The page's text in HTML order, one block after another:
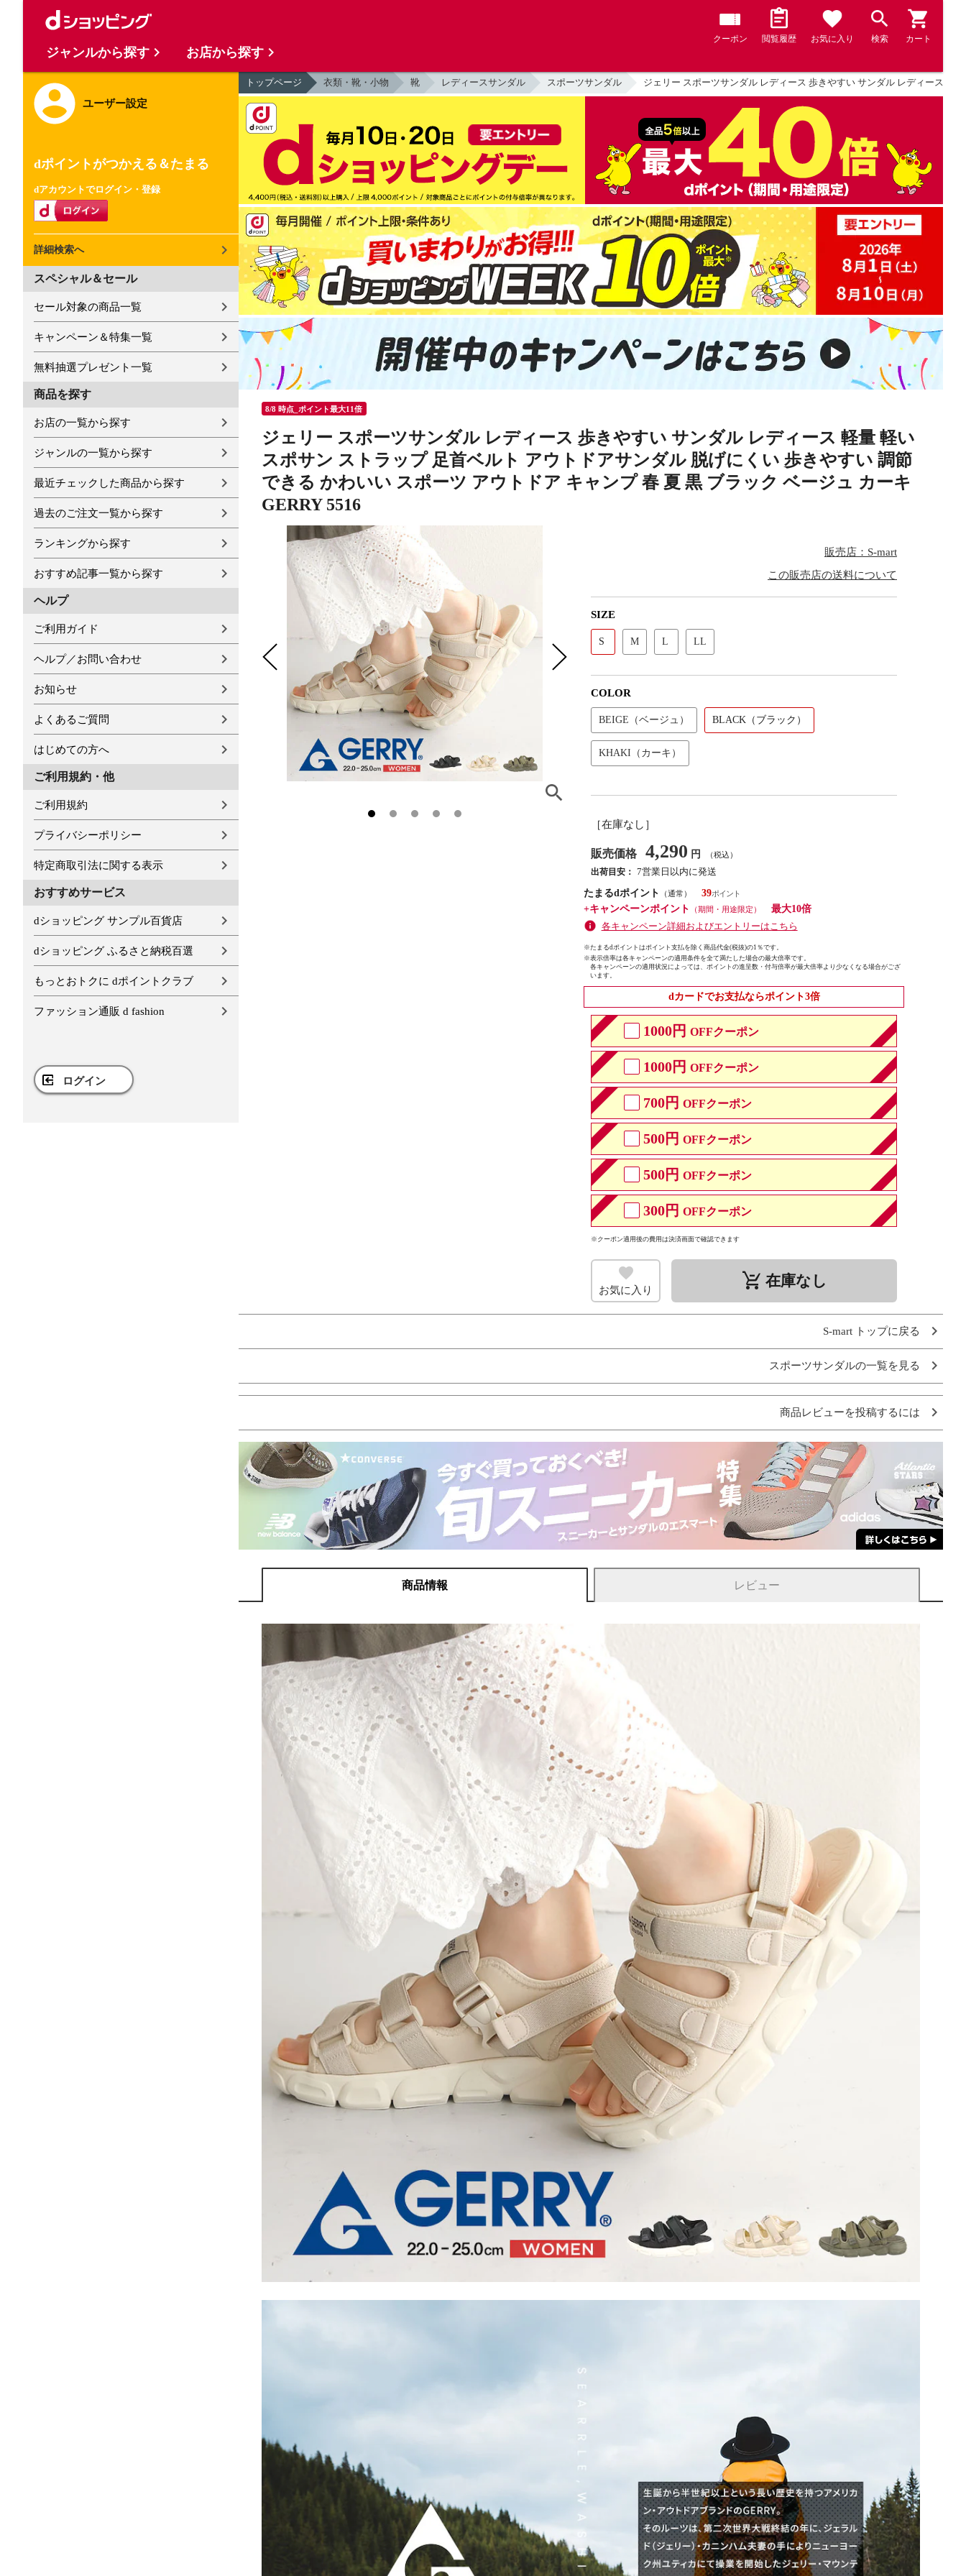
クーポン 閲覧履歴 お気に入り 検索 カート
ユーザー設定
dポイントがつかえる＆たまる
dアカウントでログイン・登録
詳細検索へ
スペシャル＆セール
セール対象の商品一覧
キャンペーン＆特集一覧
無料抽選プレゼント一覧
商品を探す
お店の一覧から探す
ジャンルの一覧から探す
最近チェックした商品から探す
過去のご注文一覧から探す
ランキングから探す
おすすめ記事一覧から探す
ヘルプ
ご利用ガイド
ヘルプ／お問い合わせ
お知らせ
よくあるご質問
はじめての方へ
ご利用規約・他
ご利用規約
プライバシーポリシー
特定商取引法に関する表示
おすすめサービス
dショッピング サンプル百貨店
dショッピング ふるさと納税百選
もっとおトクに dポイントクラブ
ファッション通販 d fashion
ログイン
トップページ 衣類・靴・小物 靴 レディースサンダル スポーツサンダル ジェリー スポーツサンダル レディース 歩きやすい サンダル レディース 軽
8/8 時点_ポイント最大11倍
ジェリー スポーツサンダル レディース 歩きやすい サンダル レディース 軽量 軽い
スポサン ストラップ 足首ベルト アウトドアサンダル 脱げにくい 歩きやすい 調節
できる かわいい スポーツ アウトドア キャンプ 春 夏 黒 ブラック ベージュ カーキ
GERRY 5516
販売店：S-mart
この販売店の送料について
SIZE
S M L LL
COLOR
BEIGE（ベージュ） BLACK（ブラック）
KHAKI（カーキ）
［在庫なし］
販売価格 4,290 円 （税込）
出荷目安： 7営業日以内に発送
たまるdポイント
（通常）
39
+キャンペーンポイント
（期間・用途限定）
最大10倍
各キャンペーン詳細およびエントリーはこちら
※たまるdポイントはポイント支払を除く商品代金(税抜)の1％です。
※表示倍率は各キャンペーンの適用条件を全て満たした場合の最大倍率です。
各キャンペーンの適用状況によっては、ポイントの進呈数・付与倍率が最大倍率より少なくなる場合がござ
います。
dカードでお支払ならポイント3倍
1000円 OFFクーポン
1000円 OFFクーポン
700円 OFFクーポン
500円 OFFクーポン
500円 OFFクーポン
300円 OFFクーポン
※クーポン適用後の費用は決済画面で確認できます
お気に入り remove_shopping_cart 在庫なし
S-mart トップに戻る
スポーツサンダルの一覧を見る
商品レビューを投稿するには
商品情報 レビュー
ジャンルから探す お店から探す